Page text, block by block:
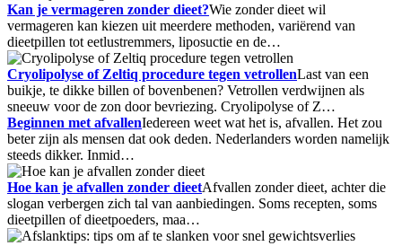
Kan je vermageren zonder dieet?Wie zonder dieet wil
vermageren kan kiezen uit meerdere methoden, variërend van
dieetpillen tot eetlustremmers, liposuctie en de…
Cryolipolyse of Zeltiq procedure tegen vetrollenLast van een
buikje, te dikke billen of bovenbenen? Vetrollen verdwijnen als
sneeuw voor de zon door bevriezing. Cryolipolyse of Z…
Beginnen met afvallenIedereen weet wat het is, afvallen. Het zou
beter zijn als mensen dat ook deden. Nederlanders worden namelijk
steeds dikker. Inmid…
Hoe kan je afvallen zonder dieetAfvallen zonder dieet, achter die
slogan verbergen zich tal van aanbiedingen. Soms recepten, soms
dieetpillen of dieetpoeders, maa…